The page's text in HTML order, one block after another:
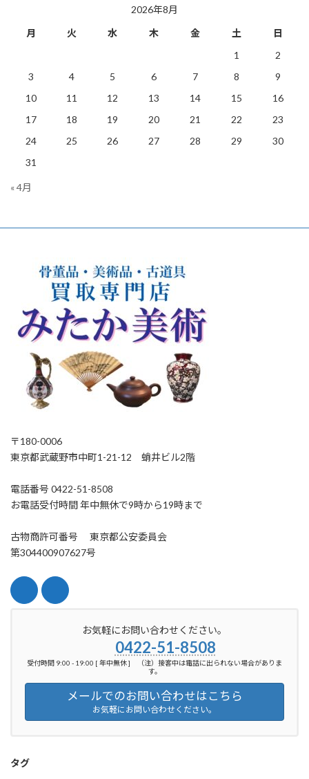
2026年8月
月
火 水 木 金 土
日
1
2
3
4 5 6 7 8
9
10
11 12 13 14 15
16
17
18 19 20 21 22
23
24
25 26 27 28 29
30
31
« 4月
〒180-0006
東京都武蔵野市中町1-21-12 蛸井ビル2階
電話番号 0422-51-8508
お電話受付時間 年中無休で9時から19時まで
古物商許可番号 東京都公安委員会
第304400907627号
お気軽にお問い合わせください。
0422-51-8508
受付時間 9:00 - 19:00 [ 年中無休 ] （注）接客中は電話に出られない場合がありま
す。
メールでのお問い合わせはこちら
お気軽にお問い合わせください。
タグ